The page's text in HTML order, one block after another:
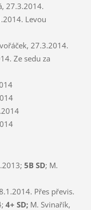
27.3.2014.
Levou
27.3.2014.
Ze sedu za
5B SD; M.
Přes převis.
4+ SD;M. Svinařík,